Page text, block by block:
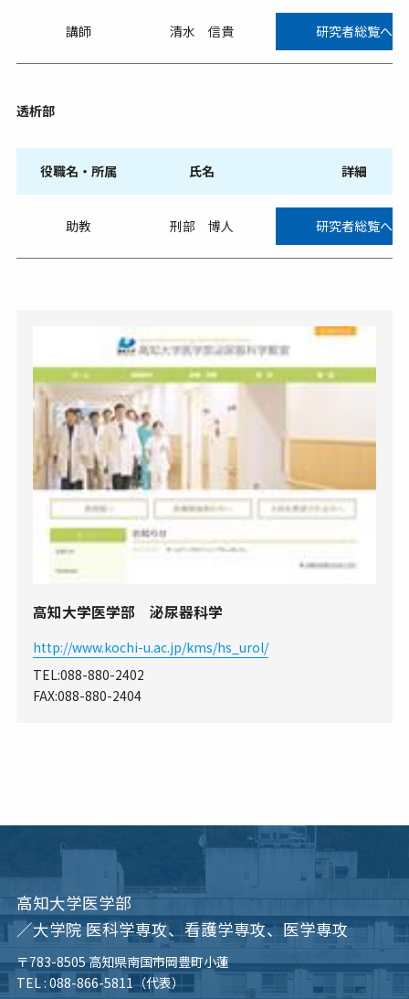
講師 清水 信貴 研究者総覧へ
役職名・所属 氏名 詳細
透析部
助教 刑部 博人 研究者総覧へ
高知大学医学部 泌尿器科学
http://www.kochi-u.ac.jp/kms/hs_urol/
TEL:088-880-2402
FAX:088-880-2404
高知大学医学部
／大学院 医科学専攻、看護学専攻、医学専攻
〒783-8505 高知県南国市岡豊町小蓮
TEL : 088-866-5811（代表）